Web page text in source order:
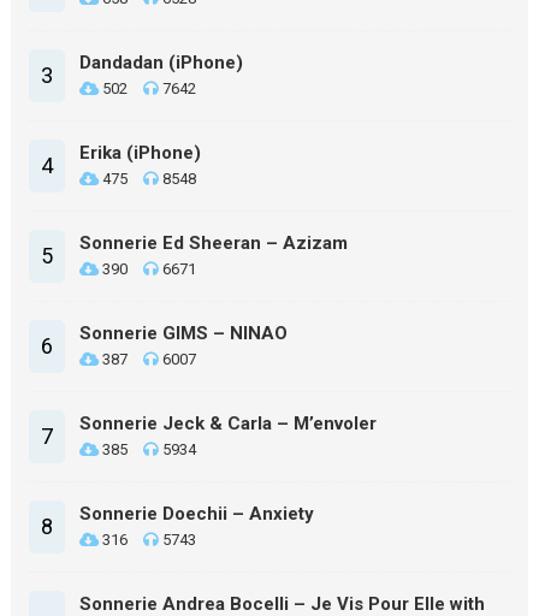
3 Dandadan (iPhone)
502 7642
4 Erika (iPhone)
475 8548
5 Sonnerie Ed Sheeran – Azizam
390 6671
6 Sonnerie GIMS – NINAO
387 6007
7 Sonnerie Jeck & Carla – M’envoler
385 5934
8 Sonnerie Doechii – Anxiety
316 5743
Sonnerie Andrea Bocelli – Je Vis Pour Elle with